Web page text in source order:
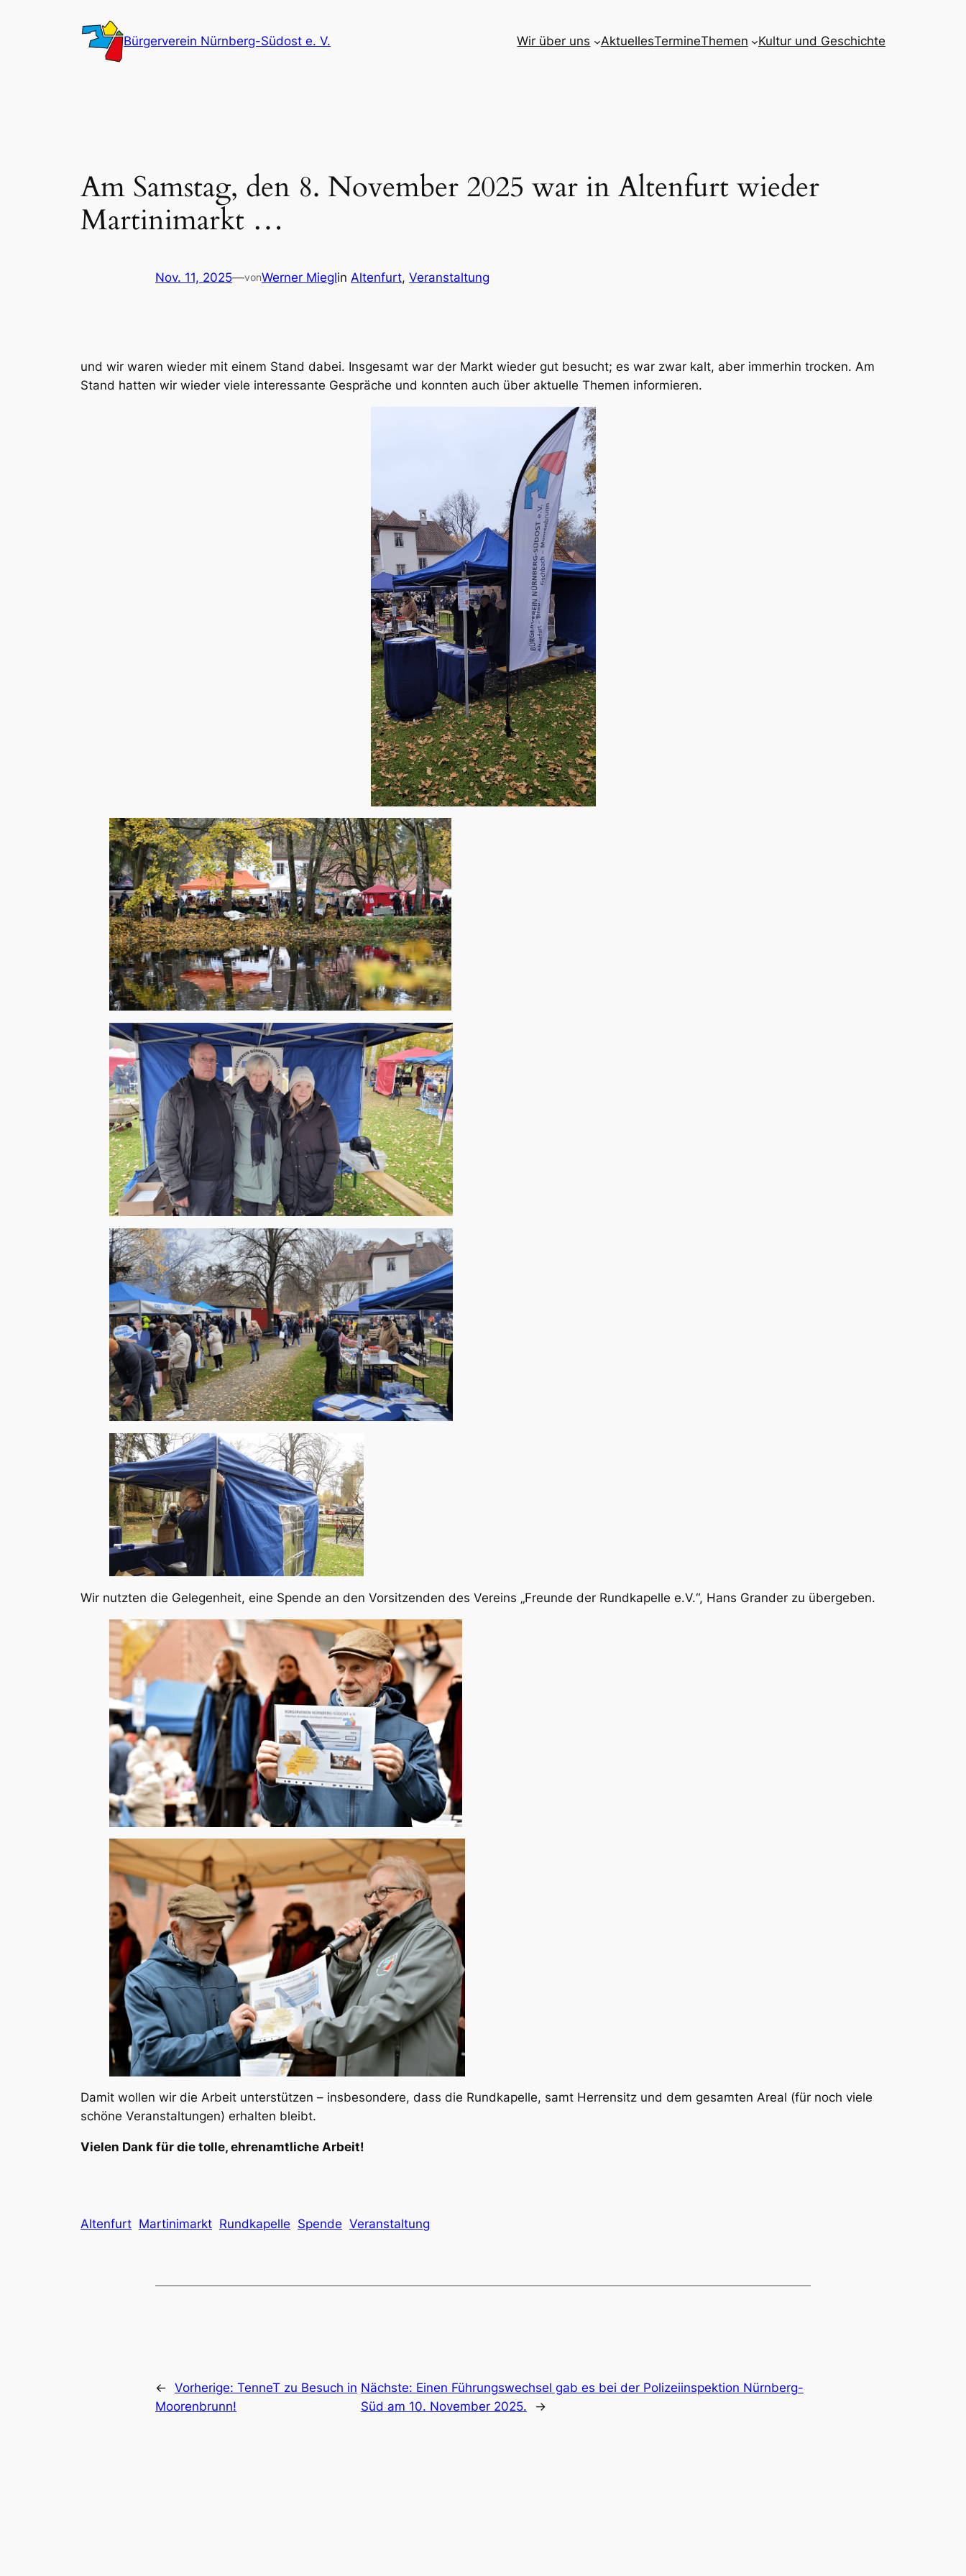
Bürgerverein Nürnberg-Südost e. V. Wir über uns AktuellesTermineThemen Kultur und Geschichte
Am Samstag, den 8. November 2025 war in Altenfurt wieder
Martinimarkt …
Nov. 11, 2025—vonWerner Mieglin Altenfurt, Veranstaltung
und wir waren wieder mit einem Stand dabei. Insgesamt war der Markt wieder gut besucht; es war zwar kalt, aber immerhin trocken. Am
Stand hatten wir wieder viele interessante Gespräche und konnten auch über aktuelle Themen informieren.
Wir nutzten die Gelegenheit, eine Spende an den Vorsitzenden des Vereins „Freunde der Rundkapelle e.V.“, Hans Grander zu übergeben.
Damit wollen wir die Arbeit unterstützen – insbesondere, dass die Rundkapelle, samt Herrensitz und dem gesamten Areal (für noch viele
schöne Veranstaltungen) erhalten bleibt.
Vielen Dank für die tolle, ehrenamtliche Arbeit!
Altenfurt Martinimarkt Rundkapelle Spende Veranstaltung
← Vorherige: TenneT zu Besuch in
Moorenbrunn!
Nächste: Einen Führungswechsel gab es bei der Polizeiinspektion Nürnberg-
Süd am 10. November 2025.
→